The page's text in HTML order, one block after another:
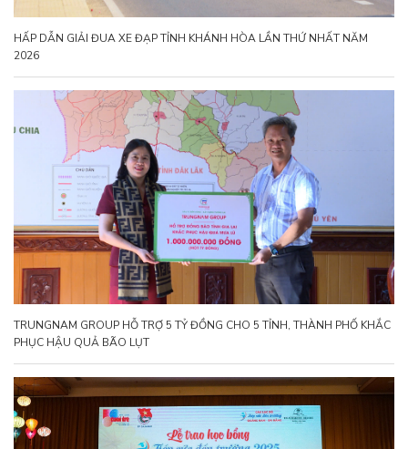
HẤP DẪN GIẢI ĐUA XE ĐẠP TỈNH KHÁNH HÒA LẦN THỨ NHẤT NĂM
2026
TRUNGNAM GROUP HỖ TRỢ 5 TỶ ĐỒNG CHO 5 TỈNH, THÀNH PHỐ KHẮC
PHỤC HẬU QUẢ BÃO LỤT